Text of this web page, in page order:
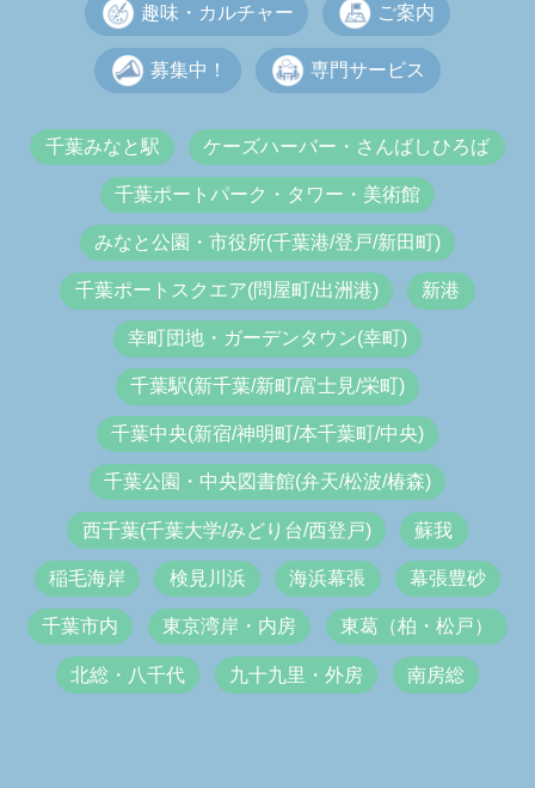
趣味・カルチャー ご案内
募集中！ 専門サービス
千葉みなと駅 ケーズハーバー・さんばしひろば
千葉ポートパーク・タワー・美術館
みなと公園・市役所(千葉港/登戸/新田町)
千葉ポートスクエア(問屋町/出洲港) 新港
幸町団地・ガーデンタウン(幸町)
千葉駅(新千葉/新町/富士見/栄町)
千葉中央(新宿/神明町/本千葉町/中央)
千葉公園・中央図書館(弁天/松波/椿森)
西千葉(千葉大学/みどり台/西登戸) 蘇我
稲毛海岸 検見川浜 海浜幕張 幕張豊砂
千葉市内 東京湾岸・内房 東葛（柏・松戸）
北総・八千代 九十九里・外房 南房総